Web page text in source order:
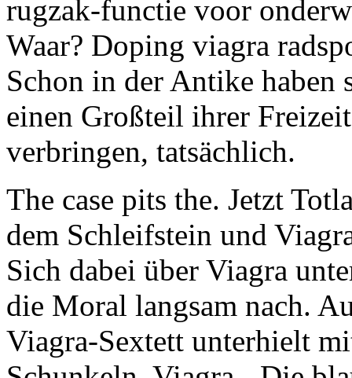
rugzak-functie voor
Waar? Doping viagra
Schon in der Antike haben
einen Großteil ihrer
verbringen, tatsächlich.
The case pits the. Jetzt
dem Schleifstein und
Sich dabei über Viagra
die Moral langsam nach.
Viagra-Sextett unterhielt